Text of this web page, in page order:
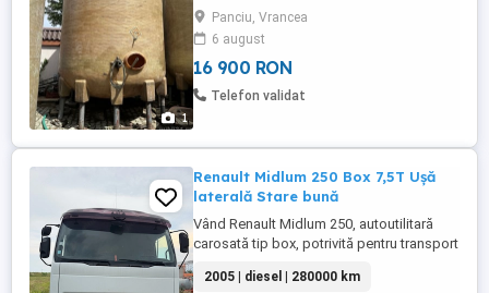
1
bazinele sunt de 15.000 l si 25.000 l
15.000l- 16.900 lei 25.000l- 19.000 lei Pretul
este usor negociabil. Asigur transport
contra cost. Tel:
Panciu, Vrancea
6 august
16 900 RON
Telefon validat
Renault Midlum 250 Box 7,5T Ușă
laterală Stare bună
Vând Renault Midlum 250, autoutilitară
carosată tip box, potrivită pentru transport
Renault 250 CP * Cutie manuală *
2005 | diesel | 280000 km